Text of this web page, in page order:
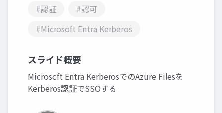
#認証
#認可
#Microsoft Entra Kerberos
スライド概要
Microsoft Entra KerberosでのAzure Filesを
Kerberos認証でSSOする